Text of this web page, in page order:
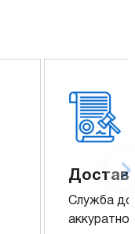
Служба
аккуратно